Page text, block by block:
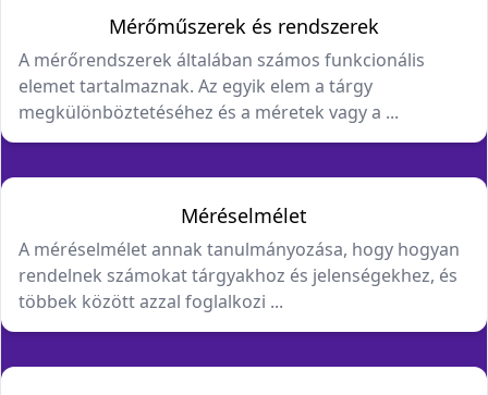
Mérőműszerek és rendszerek
A mérőrendszerek általában számos funkcionális
elemet tartalmaznak. Az egyik elem a tárgy
megkülönböztetéséhez és a méretek vagy a ...
Méréselmélet
A méréselmélet annak tanulmányozása, hogy hogyan
rendelnek számokat tárgyakhoz és jelenségekhez, és
többek között azzal foglalkozi ...